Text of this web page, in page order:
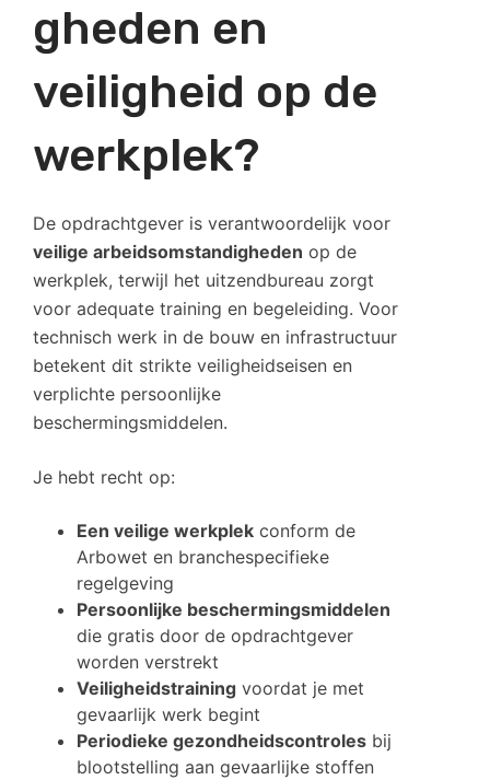
gheden en
veiligheid op de
werkplek?
De opdrachtgever is verantwoordelijk voor
veilige arbeidsomstandigheden op de
werkplek, terwijl het uitzendbureau zorgt
voor adequate training en begeleiding. Voor
technisch werk in de bouw en infrastructuur
betekent dit strikte veiligheidseisen en
verplichte persoonlijke
beschermingsmiddelen.
Je hebt recht op:
Een veilige werkplek conform de
Arbowet en branchespecifieke
regelgeving
Persoonlijke beschermingsmiddelen
die gratis door de opdrachtgever
worden verstrekt
Veiligheidstraining voordat je met
gevaarlijk werk begint
Periodieke gezondheidscontroles bij
blootstelling aan gevaarlijke stoffen